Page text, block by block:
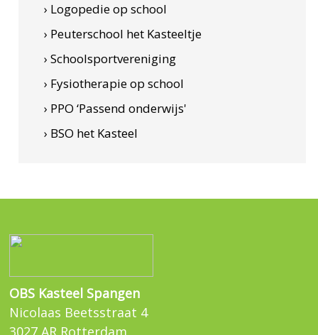
› Logopedie op school
› Peuterschool het Kasteeltje
› Schoolsportvereniging
› Fysiotherapie op school
› PPO ‘Passend onderwijs'
› BSO het Kasteel
OBS Kasteel Spangen
Nicolaas Beetsstraat 4
3027 AR Rotterdam